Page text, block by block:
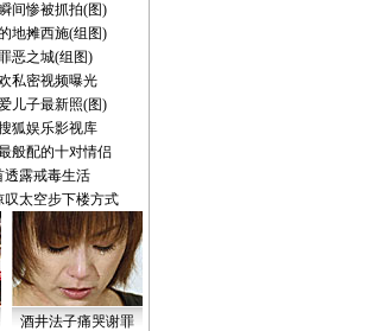
间惨被抓拍(图)
地摊西施(组图)
恶之城(组图)
私密视频曝光
儿子最新照(图)
狐娱乐影视库
般配的十对情侣
透露戒毒生活
叹太空步下楼方式
酒井法子痛哭谢罪